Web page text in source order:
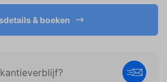
& boeken
zijn afgestemd op en relevant zijn
gebruiker. Deze advertenties